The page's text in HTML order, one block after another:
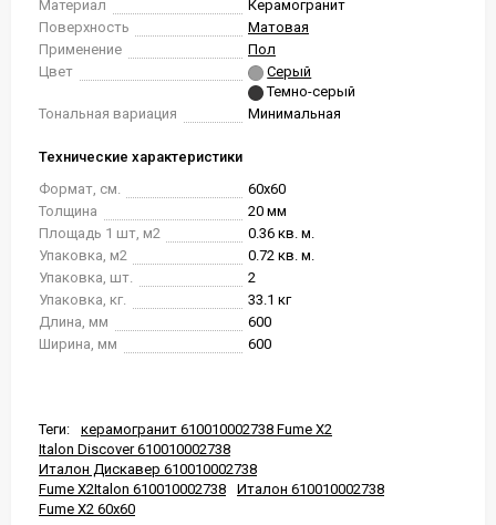
Материал
Керамогранит
Поверхность
Матовая
Применение
Пол
Цвет
Серый
Темно-серый
Тональная вариация
Минимальная
Технические характеристики
Формат, см.
60x60
Толщина
20 мм
Площадь 1 шт, м2
0.36 кв. м.
Упаковка, м2
0.72 кв. м.
Упаковка, шт.
2
Упаковка, кг.
33.1 кг
Длина, мм
600
Ширина, мм
600
Теги:
керамогранит 610010002738 Fume X2
Italon Discover 610010002738
Италон Дискавер 610010002738
Fume X2Italon 610010002738
Италон 610010002738
Fume X2 60x60